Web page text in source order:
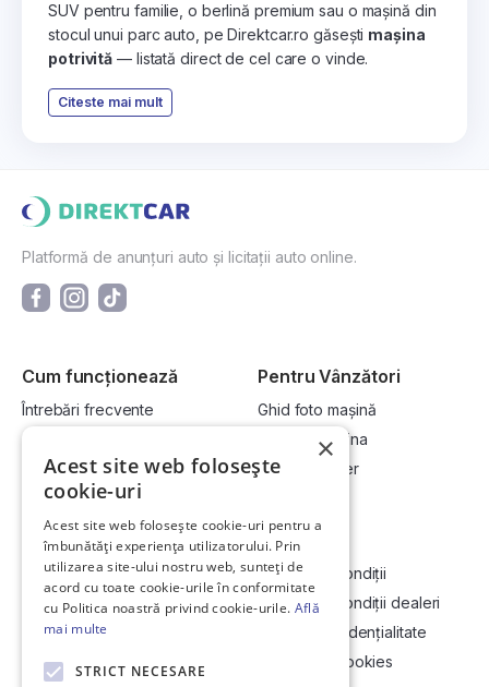
SUV pentru familie, o berlină premium sau o mașină din
stocul unui parc auto, pe Direktcar.ro găsești mașina
potrivită — listată direct de cel care o vinde.
Citeste mai mult
Platformă de anunțuri auto și licitații auto online.
Cum funcționează
Întrebări frecvente
Cum vând la licitație?
Pentru Vânzători
Ghid foto mașină
Vinde-ți mașina
Devino dealer
Link-uri utile
Informații utile vizionare
Contact
Soluționarea Online a litigiilor
ANCP
Compania
Termeni și condiții
Termeni și condiții dealeri
Politică confidențialitate
Politica de cookies
×
Acest site web folosește
cookie-uri
Acest site web folosește cookie-uri pentru a
îmbunătăți experiența utilizatorului. Prin
utilizarea site-ului nostru web, sunteți de
acord cu toate cookie-urile în conformitate
cu Politica noastră privind cookie-urile. Află
mai multe
STRICT NECESARE